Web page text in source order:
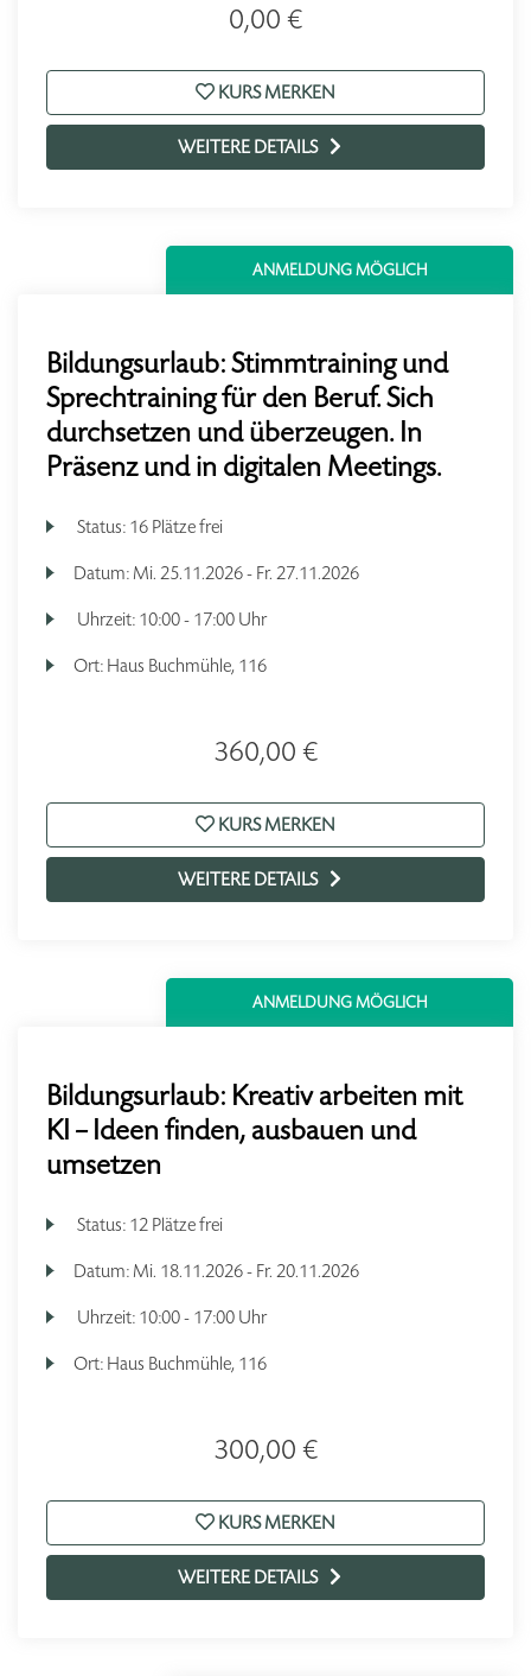
0,00 €
KURS MERKEN
WEITERE DETAILS
ANMELDUNG MÖGLICH
Bildungsurlaub: Stimmtraining und
Sprechtraining für den Beruf. Sich
durchsetzen und überzeugen. In
Präsenz und in digitalen Meetings.
Status: 16 Plätze frei
Datum: Mi. 25.11.2026 - Fr. 27.11.2026
Uhrzeit: 10:00 - 17:00 Uhr
Ort: Haus Buchmühle, 116
360,00 €
KURS MERKEN
WEITERE DETAILS
ANMELDUNG MÖGLICH
Bildungsurlaub: Kreativ arbeiten mit
KI – Ideen finden, ausbauen und
umsetzen
Status: 12 Plätze frei
Datum: Mi. 18.11.2026 - Fr. 20.11.2026
Uhrzeit: 10:00 - 17:00 Uhr
Ort: Haus Buchmühle, 116
300,00 €
KURS MERKEN
WEITERE DETAILS